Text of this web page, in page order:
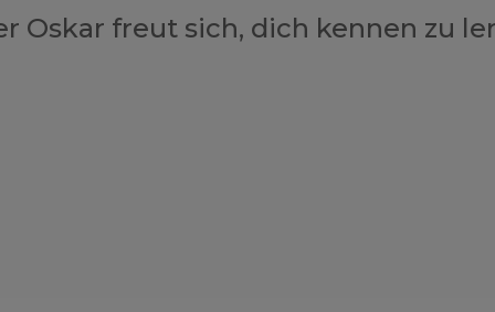
Oskar freut sich, dich kennen zu